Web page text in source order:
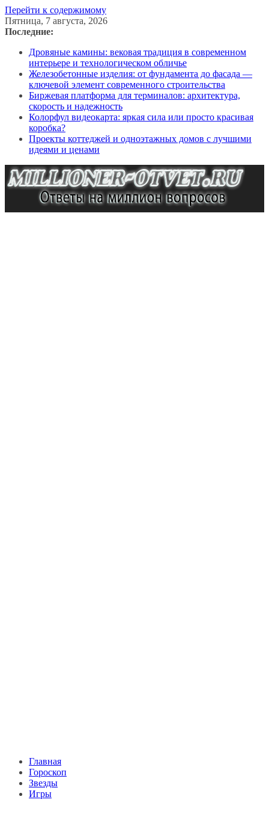
Перейти к содержимому
Пятница, 7 августа, 2026
Последние:
Дровяные камины: вековая традиция в современном
интерьере и технологическом обличье
Железобетонные изделия: от фундамента до фасада —
ключевой элемент современного строительства
Биржевая платформа для терминалов: архитектура,
скорость и надежность
Колорфул видеокарта: яркая сила или просто красивая
коробка?
Проекты коттеджей и одноэтажных домов с лучшими
идеями и ценами
Главная
Гороскоп
Звезды
Игры